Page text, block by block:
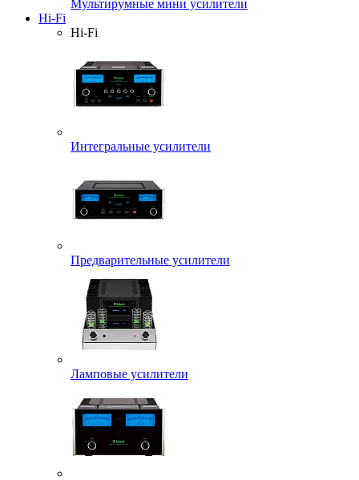
Мультирумные мини усилители
Hi-Fi
Hi-Fi
Интегральные усилители
Предварительные усилители
Ламповые усилители